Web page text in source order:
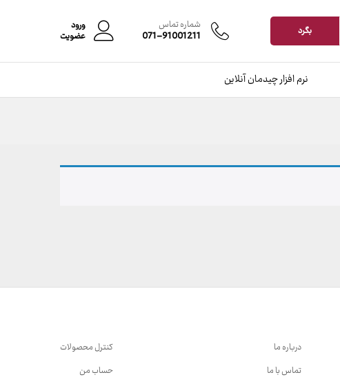
بگرد شماره تماس
071-91001211
ورود
عضویت
نرم افزار چیدمان آنلاین
درباره ما
تماس با ما
کنترل محصولات
حساب من